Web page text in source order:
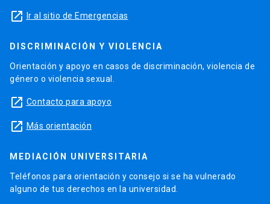
launch Ir al sitio de Emergencias
DISCRIMINACIÓN Y VIOLENCIA
Orientación y apoyo en casos de discriminación, violencia de
género o violencia sexual.
launch Contacto para apoyo
launch Más orientación
MEDIACIÓN UNIVERSITARIA
Teléfonos para orientación y consejo si se ha vulnerado
alguno de tus derechos en la universidad.